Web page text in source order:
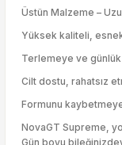
Üstün Malzeme –
Yüksek kaliteli,
Terlemeye ve günlük
Cilt dostu, rahatsız
Formunu
NovaGT Supreme,
Gün boyu